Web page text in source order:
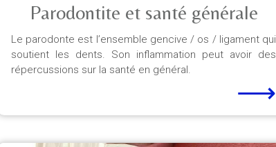
Parodontite et santé générale
Le parodonte est l’ensemble gencive / os / ligament qui
soutient les dents. Son inflammation peut avoir des
répercussions sur la santé en général.
⟶